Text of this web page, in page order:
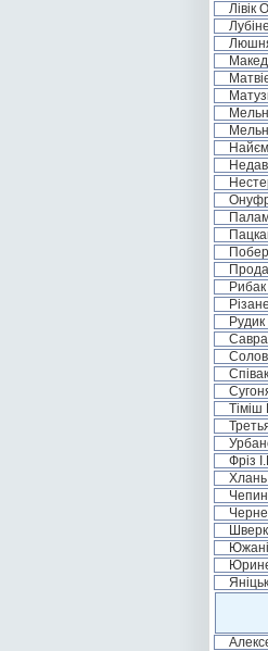
Лівік
Рибак
Тіміш
Фріз